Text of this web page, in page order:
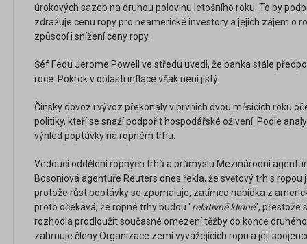
úrokových sazeb na druhou polovinu letošního roku. To by
zdražuje cenu ropy pro neamerické investory a jejich zájem o
způsobí i snížení ceny ropy.
Šéf Fedu Jerome Powell ve středu uvedl, že banka stále
roce. Pokrok v oblasti inflace však není jistý.
Čínský dovoz i vývoz překonaly v prvních dvou měsících roku
politiky, kteří se snaží podpořit hospodářské oživení. Podle
výhled poptávky na ropném trhu.
Vedoucí oddělení ropných trhů a průmyslu Mezinárodní
Bosoniová agentuře Reuters dnes řekla, že světový trh s
protože růst poptávky se zpomaluje, zatímco nabídka z
proto očekává, že ropné trhy budou "relativně klidné", přestože
rozhodla prodloužit současné omezení těžby do konce
zahrnuje členy Organizace zemí vyvážejících ropu a její